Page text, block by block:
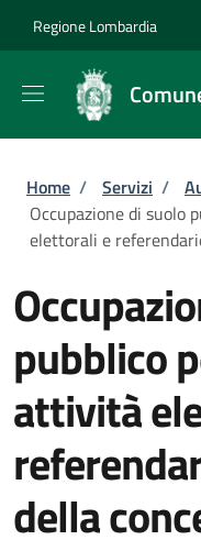
Regione Lombardia
Briciole di
Home / Servizi /
Occupazione di suolo
elettorali e
pubblico
attività
della